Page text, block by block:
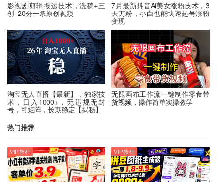
影视剧剪辑搬运技术，洗稿+三
创=20分一条原创视频
7月最新抖音Ai美女涨粉技术，3
天万粉，小白也能快速起号涨粉
变现
淘宝无人直播【最新】，独家技
术，日入1000+，无违规无封
号，可矩阵，长期稳定【揭秘】
无限画布工作流一键制作零食带
货视频，操作简单实操教学
热门推荐
VIP教程 VIP教程